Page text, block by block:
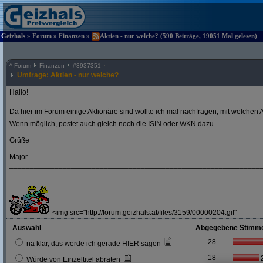
Geizhals » Forum » Finanzen » Aktien - nur welche? (590 Beiträge, 19051 Mal gelesen)
^ Forum Finanzen #3937351
Umfrage: Aktien - nur welche?
Hallo!
Da hier im Forum einige Aktionäre sind wollte ich mal nachfragen, mit welchen
Wenn möglich, postet auch gleich noch die ISIN oder WKN dazu.
Grüße
Major
<img src="http://forum.geizhals.at/files/3159/00000204.gif"
Auswahl
Abgegebene
na klar, das werde ich gerade HIER sagen
28
Würde von Einzeltitel abraten 18